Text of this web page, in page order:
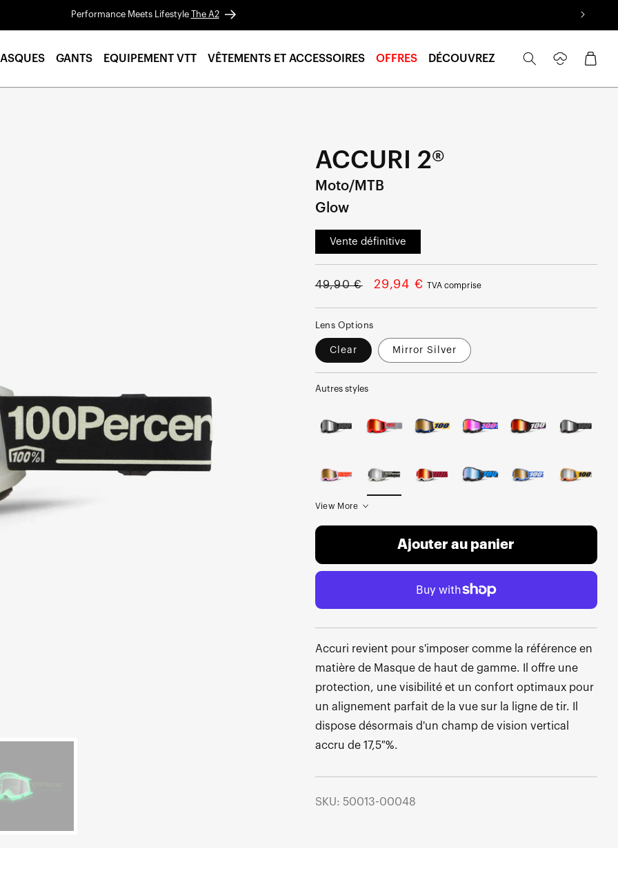
Performance Meets Lifestyle The A2
GANTS EQUIPEMENT VTT VÊTEMENTS ET ACCESSOIRES OFFRES DÉCOUVREZ
connecter
Panier
ACCURI 2®
Moto/MTB
Glow
Vente définitive
Prix
49,90 €
Prix
29,94 € TVA comprise
Lens Options
Clear Mirror Silver
Autres styles
View More
Ajouter au panier
Accuri revient pour s'imposer comme la référence en
matière de Masque de haut de gamme. Il offre une
protection, une visibilité et un confort optimaux pour
un alignement parfait de la vue sur la ligne de tir. Il
dispose désormais d'un champ de vision vertical
accru de 17,5 %.
SKU: 50013-00048